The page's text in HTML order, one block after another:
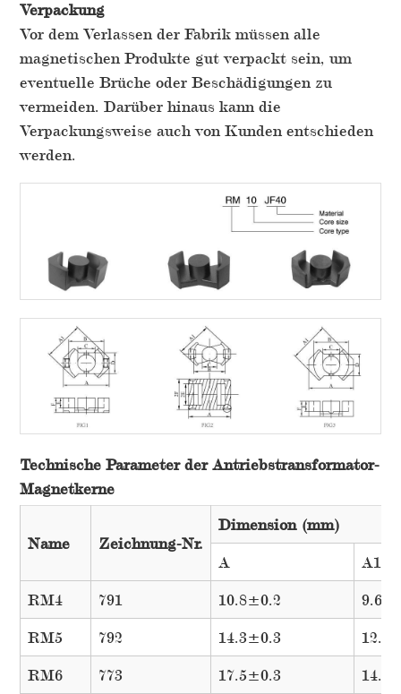
Verpackung
Vor dem Verlassen der Fabrik müssen alle
magnetischen Produkte gut verpackt sein, um
eventuelle Brüche oder Beschädigungen zu
vermeiden. Darüber hinaus kann die
Verpackungsweise auch von Kunden entschieden
werden.
Technische Parameter der Antriebstransformator-
Magnetkerne
Name Zeichnung-Nr.
Dimension (mm)
A
A1
RM4
791 10.8±0.2
RM5
792 14.3±0.3
RM6
773 17.5±0.3